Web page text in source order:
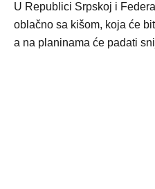
U Republici Srpskoj i
oblačno sa kišom, koja će
a na planinama će padati